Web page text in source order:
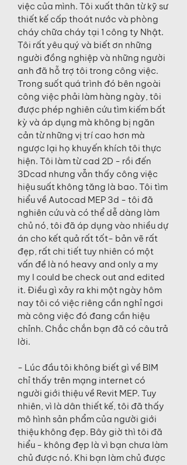
việc của mình. Tôi xuất thân từ kỹ sư
thiết kế cấp thoát nước và phòng
cháy chữa cháy tại 1 công ty Nhật.
Tôi rất yêu quý và biết ơn những
người đồng nghiệp và những người
anh đã hỗ trợ tôi trong công việc.
Trong suốt quá trình đó bên ngoài
công việc phải làm hàng ngày, tôi
được phép nghiên cứu tìm kiếm bất
kỳ và áp dụng mà không bị ngăn
cản từ những vị trí cao hơn mà
ngược lại họ khuyến khích tôi thực
hiện. Tôi làm từ cad 2D - rồi đến
3Dcad nhưng vẫn thấy công việc
hiệu suất không tăng là bao. Tôi tìm
hiểu về Autocad MEP 3d - tôi đã
nghiên cứu và có thể dễ dàng làm
chủ nó, tôi đã áp dụng vào nhiều dự
án cho kết quả rất tốt- bản vẽ rất
đẹp, rất chi tiết tuy nhiên có một
vấn đề là nó heavy and only a my
my I could be check out and edited
it. Điều gì xảy ra khi một ngày hôm
nay tôi có việc riêng cần nghỉ ngơi
mà công việc đó đang cần hiệu
chỉnh. Chắc chắn bạn đã có câu trả
lời.
- Lúc đầu tôi không biết gì về BIM
chỉ thấy trên mạng internet có
người giới thiệu về Revit MEP. Tuy
nhiên, vì là dân thiết kế, tôi đã thấy
mô hình sản phẩm của người giới
thiệu không đẹp. Bây giờ thì tôi đã
hiểu - không đẹp là vì bạn chưa làm
chủ được nó. Khi bạn làm chủ được